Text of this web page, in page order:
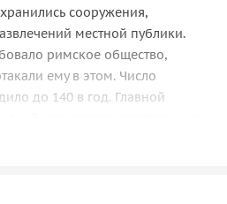
сооружения,
местной публики.
римское общество,
ему в этом. Число
до 140 в год. Главной
с утра до полудня,